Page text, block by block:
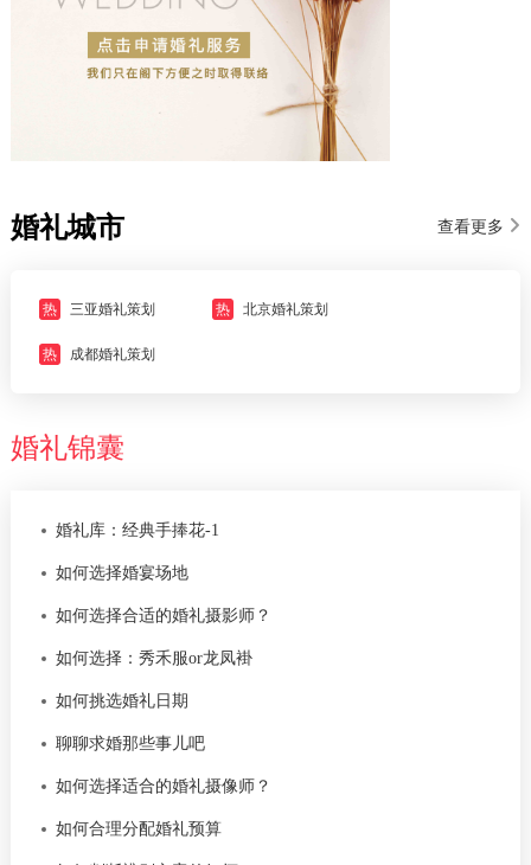
婚礼城市 查看更多
热 三亚婚礼策划 热 北京婚礼策划
热 成都婚礼策划
婚礼锦囊
婚礼库：经典手捧花-1
如何选择婚宴场地
如何选择合适的婚礼摄影师？
如何选择：秀禾服or龙凤褂
如何挑选婚礼日期
聊聊求婚那些事儿吧
如何选择适合的婚礼摄像师？
如何合理分配婚礼预算